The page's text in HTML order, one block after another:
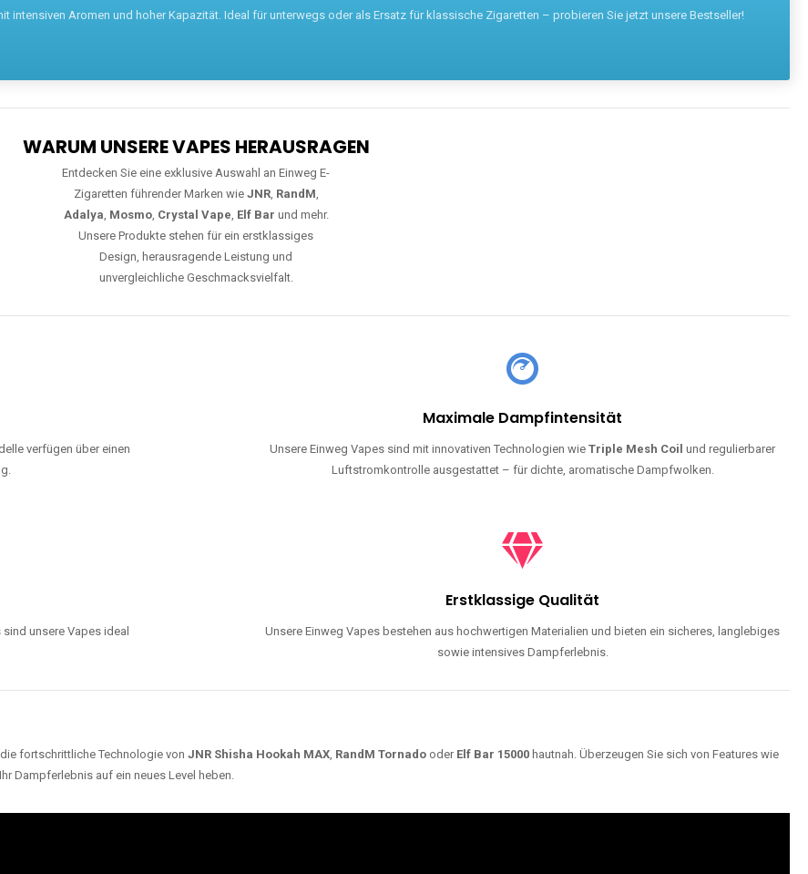
intensiven Aromen und hoher Kapazität. Ideal für unterwegs oder als Ersatz für klassische Zigaretten – probieren Sie jetzt unsere Bestseller!
WARUM UNSERE VAPES HERAUSRAGEN
Entdecken Sie eine exklusive Auswahl an Einweg E-
Zigaretten führender Marken wie JNR, RandM,
Adalya, Mosmo, Crystal Vape, Elf Bar und mehr.
Unsere Produkte stehen für ein erstklassiges
Design, herausragende Leistung und
unvergleichliche Geschmacksvielfalt.
verfügen über einen
Maximale Dampfintensität
Unsere Einweg Vapes sind mit innovativen Technologien wieTriple Mesh Coil und regulierbarer
Luftstromkontrolle ausgestattet – für dichte, aromatische Dampfwolken.
unsere Vapes ideal
Erstklassige Qualität
Unsere Einweg Vapes bestehen aus hochwertigen Materialien und bieten ein sicheres, langlebiges
sowie intensives Dampferlebnis.
fortschrittliche Technologie von JNR Shisha Hookah MAX, RandM Tornado oder Elf Bar 15000 hautnah. Überzeugen Sie sich von Features wie
Dampferlebnis auf ein neues Level heben.